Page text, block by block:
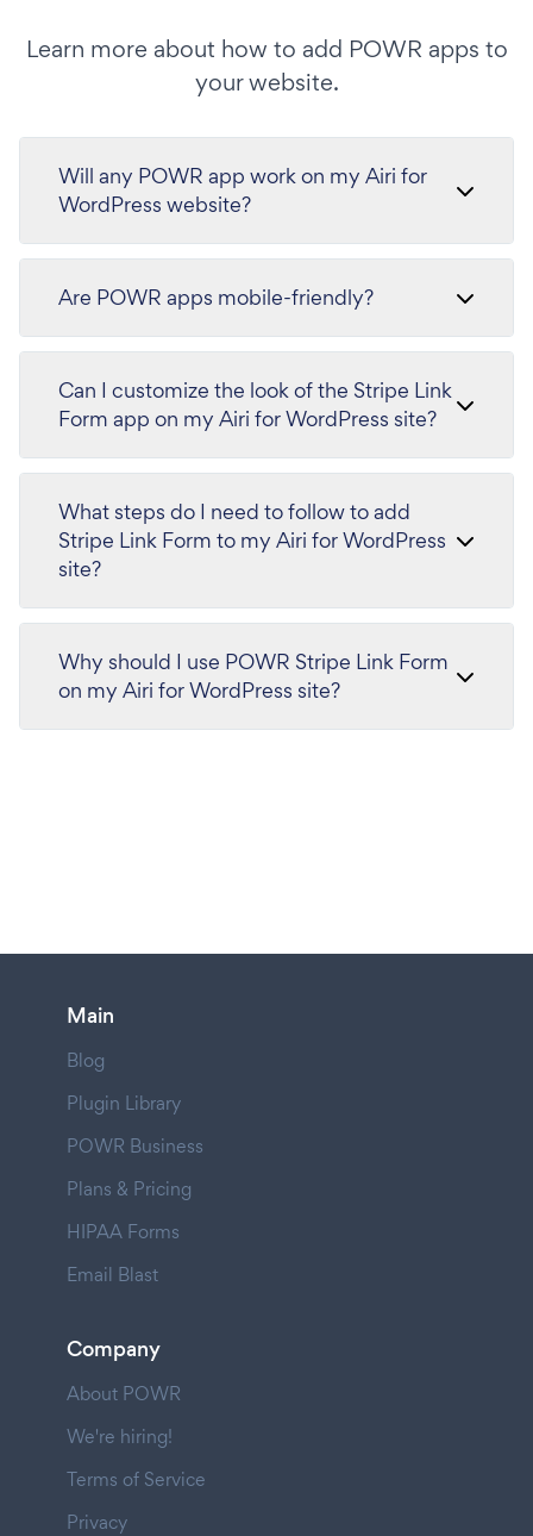
Learn more about how to add POWR apps to
your website.
Will any POWR app work on my Airi for
WordPress website?
Are POWR apps mobile-friendly?
Can I customize the look of the Stripe Link
Form app on my Airi for WordPress site?
What steps do I need to follow to add
Stripe Link Form to my Airi for WordPress
site?
Why should I use POWR Stripe Link Form
on my Airi for WordPress site?
Main
Blog
Plugin Library
POWR Business
Plans & Pricing
HIPAA Forms
Email Blast
Company
About POWR
We're hiring!
Terms of Service
Privacy